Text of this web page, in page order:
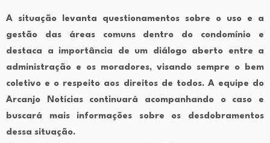
A situação levanta questionamentos sobre o uso e a
gestão das áreas comuns dentro do condomínio e
destaca a importância de um diálogo aberto entre a
administração e os moradores, visando sempre o bem
coletivo e o respeito aos direitos de todos. A equipe do
Arcanjo Notícias continuará acompanhando o caso e
buscará mais informações sobre os desdobramentos
dessa situação.